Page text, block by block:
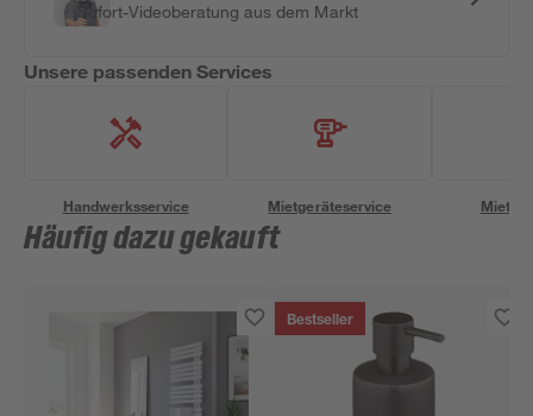
Sofort-Videoberatung aus dem Markt
Unsere passenden Services
Handwerksservice Mietgeräteservice
Häufig dazu gekauft
Bestseller